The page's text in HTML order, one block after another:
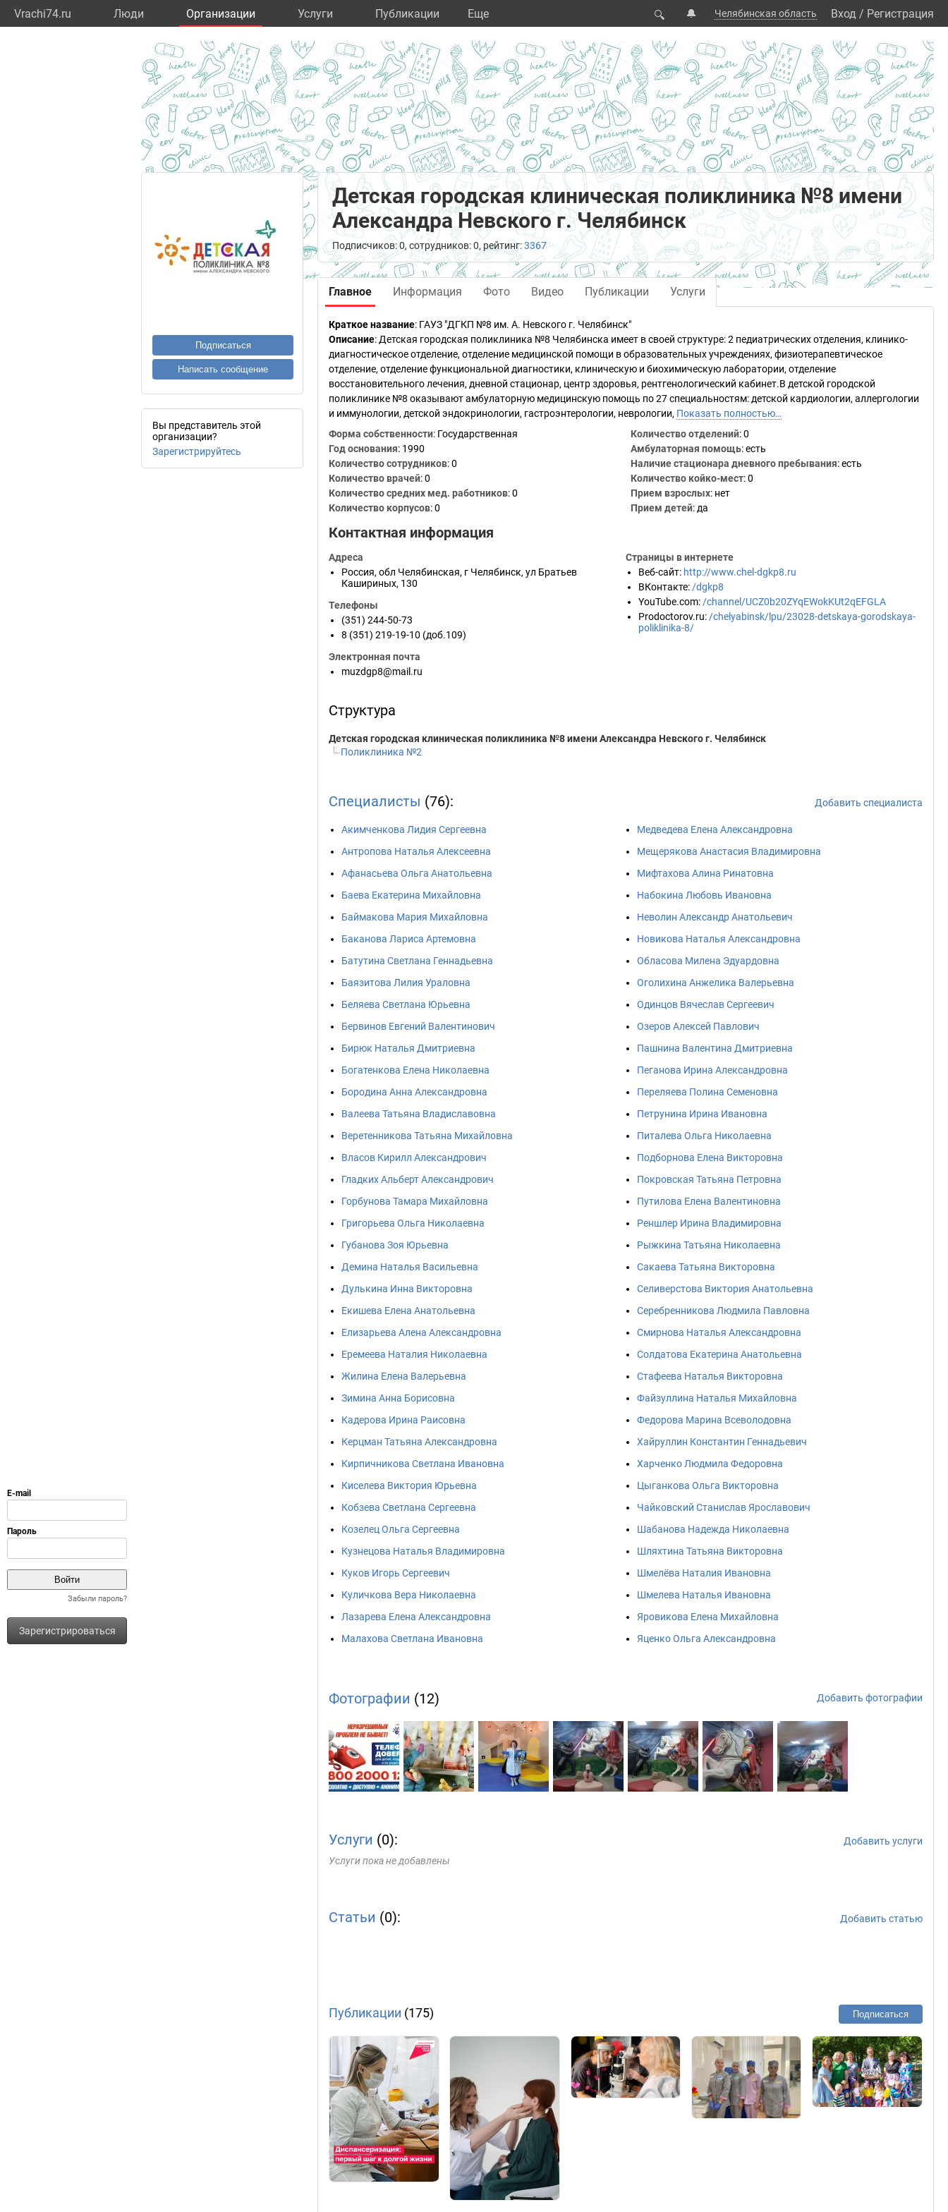
Vrachi74.ru Люди Организации Услуги Публикации Eще 🔍 🔔 Челябинская область Вход / Регистрация
Забыли пароль?
Зарегистрироваться
Подписаться
Написать сообщение
Вы представитель этой
организации?
Зарегистрируйтесь
Детская городская клиническая поликлиника №8 имени
Александра Невского г. Челябинск
Подписчиков: 0, сотрудников: 0, рейтинг:3367
Главное Информация Фото Видео Публикации Услуги
Краткое название: ГАУЗ "ДГКП №8 им. А. Невского г. Челябинск"
Описание: Детская городская поликлиника №8 Челябинска имеет в своей структуре: 2 педиатрических отделения, клинико-
диагностическое отделение, отделение медицинской помощи в образовательных учреждениях, физиотерапевтическое
отделение, отделение функциональной диагностики, клиническую и биохимическую лаборатории, отделение
восстановительного лечения, дневной стационар, центр здоровья, рентгенологический кабинет.В детской городской
поликлинике №8 оказывают амбулаторную медицинскую помощь по 27 специальностям: детской кардиологии, аллергологии
и иммунологии, детской эндокринологии, гастроэнтерологии, неврологии, Показать полностью…
Форма собственности: Государственная
Год основания: 1990
Количество сотрудников:0
Количество врачей: 0
Количество средних мед. работников: 0
Количество корпусов: 0
Количество отделений: 0
Амбулаторная помощь: есть
Наличие стационара дневного пребывания: есть
Количество койко-мест: 0
Прием взрослых: нет
Прием детей: да
Контактная информация
Адреса
Россия, обл Челябинская, г Челябинск, ул Братьев
Кашириных, 130
Телефоны
(351) 244-50-73
8 (351) 219-19-10 (доб.109)
Электронная почта
muzdgp8@mail.ru
Страницы в интернете
Веб-сайт: http://www.chel-dgkp8.ru
ВКонтакте: /dgkp8
YouTube.com: /channel/UCZ0b20ZYqEWokKUt2qEFGLA
Prodoctorov.ru: /chelyabinsk/lpu/23028-detskaya-gorodskaya-
poliklinika-8/
Структура
Детская городская клиническая поликлиника №8 имени Александра Невского г. Челябинск
Поликлиника №2
Специалисты (76): Добавить специалиста
Акимченкова Лидия Сергеевна
Антропова Наталья Алексеевна
Афанасьева Ольга Анатольевна
Баева Екатерина Михайловна
Баймакова Мария Михайловна
Баканова Лариса Артемовна
Батутина Светлана Геннадьевна
Баязитова Лилия Ураловна
Беляева Светлана Юрьевна
Бервинов Евгений Валентинович
Бирюк Наталья Дмитриевна
Богатенкова Елена Николаевна
Бородина Анна Александровна
Валеева Татьяна Владиславовна
Веретенникова Татьяна Михайловна
Власов Кирилл Александрович
Гладких Альберт Александрович
Горбунова Тамара Михайловна
Григорьева Ольга Николаевна
Губанова Зоя Юрьевна
Демина Наталья Васильевна
Дулькина Инна Викторовна
Екишева Елена Анатольевна
Елизарьева Алена Александровна
Еремеева Наталия Николаевна
Жилина Елена Валерьевна
Зимина Анна Борисовна
Кадерова Ирина Раисовна
Керцман Татьяна Александровна
Кирпичникова Светлана Ивановна
Киселева Виктория Юрьевна
Кобзева Светлана Сергеевна
Козелец Ольга Сергеевна
Кузнецова Наталья Владимировна
Куков Игорь Сергеевич
Куличкова Вера Николаевна
Лазарева Елена Александровна
Малахова Светлана Ивановна
Медведева Елена Александровна
Мещерякова Анастасия Владимировна
Мифтахова Алина Ринатовна
Набокина Любовь Ивановна
Неволин Александр Анатольевич
Новикова Наталья Александровна
Обласова Милена Эдуардовна
Оголихина Анжелика Валерьевна
Одинцов Вячеслав Сергеевич
Озеров Алексей Павлович
Пашнина Валентина Дмитриевна
Пеганова Ирина Александровна
Переляева Полина Семеновна
Петрунина Ирина Ивановна
Питалева Ольга Николаевна
Подборнова Елена Викторовна
Покровская Татьяна Петровна
Путилова Елена Валентиновна
Реншлер Ирина Владимировна
Рыжкина Татьяна Николаевна
Сакаева Татьяна Викторовна
Селиверстова Виктория Анатольевна
Серебренникова Людмила Павловна
Смирнова Наталья Александровна
Солдатова Екатерина Анатольевна
Стафеева Наталья Викторовна
Файзуллина Наталья Михайловна
Федорова Марина Всеволодовна
Хайруллин Константин Геннадьевич
Харченко Людмила Федоровна
Цыганкова Ольга Викторовна
Чайковский Станислав Ярославович
Шабанова Надежда Николаевна
Шляхтина Татьяна Викторовна
Шмелёва Наталия Ивановна
Шмелева Наталья Ивановна
Яровикова Елена Михайловна
Яценко Ольга Александровна
Фотографии (12) Добавить фотографии
Услуги (0):
Добавить услуги
Услуги пока не добавлены
Статьи (0): Добавить статью
Публикации (175) Подписаться